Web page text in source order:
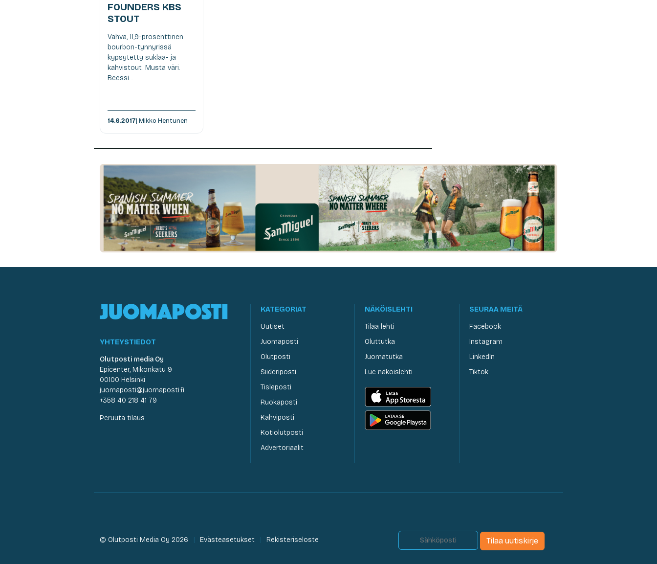
FOUNDERS KBS
STOUT
Vahva, 11,9-prosenttinen
bourbon-tynnyrissä
kypsytetty suklaa- ja
kahvistout. Musta väri.
Beessi...
14.6.2017| Mikko Hentunen
YHTEYSTIEDOT
Olutposti media Oy
Epicenter, Mikonkatu 9
00100 Helsinki
juomaposti@juomaposti.fi
+358 40 218 41 79
Peruuta tilaus
KATEGORIAT
Uutiset
Juomaposti
Olutposti
Siideriposti
Tisleposti
Ruokaposti
Kahviposti
Kotiolutposti
Advertoriaalit
NÄKÖISLEHTI
Tilaa lehti
Oluttutka
Juomatutka
Lue näköislehti
SEURAA MEITÄ
Facebook
Instagram
LinkedIn
Tiktok
© Olutposti Media Oy 2026 Evästeasetukset Rekisteriseloste Tilaa uutiskirje